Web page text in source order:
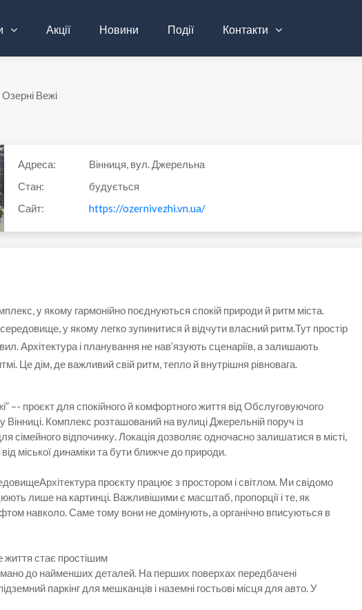
Акції Новини Події Контакти
Вежі
Адреса:
Вінниця, вул. Джерельна
Стан:
будується
Сайт:
https://ozernivezhi.vn.ua/
у якому гармонійно поєднуються спокій природи й ритм міста.
у якому легко зупинитися й відчути власний ритм.Тут простір
Архітектура і планування не нав’язують сценаріїв, а залишають
Це дім, де важливий свій ритм, тепло й внутрішня рівновага.
–- проєкт для спокійного й комфортного життя від Обслуговуючого
Вінниці. Комплекс розташований на вулиці Джерельній поруч із
сімейного відпочинку. Локація дозволяє одночасно залишатися в місті,
міської динаміки та бути ближче до природи.
проєкту працює з простором і світлом. Ми свідомо
лише на картинці. Важливішими є масштаб, пропорції і те, як
навколо. Саме тому вони не домінують, а органічно вписуються в
стає простішим
до найменших деталей. На перших поверхах передбачені
паркінг для мешканців і наземні гостьові місця для авто. У